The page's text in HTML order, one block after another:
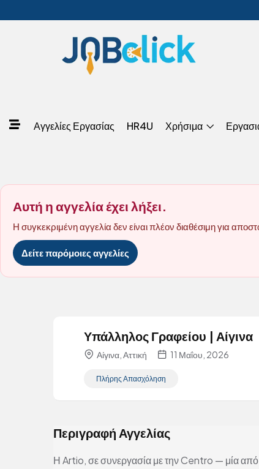
Αγγελίες Εργασίας HR4U Χρήσιμα
Αυτή η αγγελία έχει λήξει.
Η συγκεκριμένη αγγελία δεν είναι πλέον διαθέσιμη για
Δείτε παρόμοιες αγγελίες
Υπάλληλος Γραφείου | Αίγινα
Αίγινα, Αττική 11 Μαΐου, 2026
Πλήρης Απασχόληση
Περιγραφή Αγγελίας
Η Artio, σε συνεργασία με την Centro — μία από